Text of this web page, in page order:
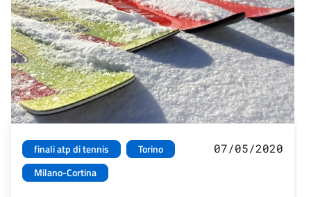
finali atp di tennis
Torino
Milano-Cortina
07/05/2020